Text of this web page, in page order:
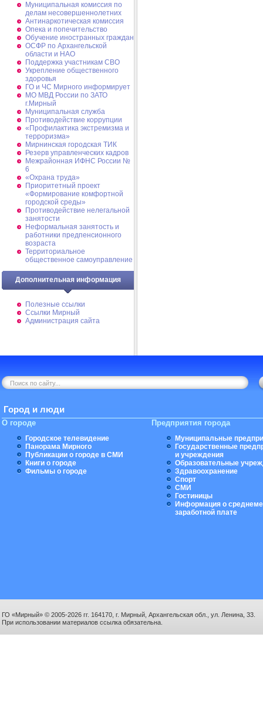
Муниципальная комиссия по
делам несовершеннолетних
Антинаркотическая комиссия
Опека и попечительство
Обучение иностранных граждан
ОСФР по Архангельской
области и НАО
Поддержка участникам СВО
Укрепление общественного
здоровья
ГО и ЧС Мирного информирует
МО МВД России по ЗАТО
г.Мирный
Муниципальная cлужба
Противодействие коррупции
«Профилактика экстремизма и
терроризма»
Мирнинская городская ТИК
Резерв управленческих кадров
Межрайонная ИФНС России №
6
«Охрана труда»
Приоритетный проект
«Формирование комфортной
городской среды»
Противодействие нелегальной
занятости
Неформальная занятость и
работники предпенсионного
возраста
Территориальное
общественное самоуправление
Дополнительная информация
Полезные ссылки
Ссылки Мирный
Администрация сайта
Город и люди
О городе
Городское телевидение
Панорама Мирного
Публикации о городе в СМИ
Книги о городе
Фильмы о городе
Предприятия города
Муниципальные
Государственные
и учреждения
Образовательные
Здравоохранение
Спорт
СМИ
Гостиницы
Информация о
заработной плате
ГО «Мирный» © 2005-2026 гг. 164170, г. Мирный, Архангельская обл., ул. Ленина, 33.
При использовании материалов ссылка обязательна.